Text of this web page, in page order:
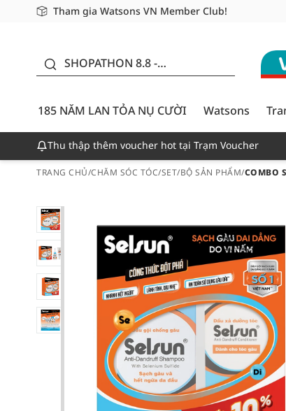
Tham gia Watsons VN Member Club!
Miễn phí giao hàng cho đơn hàng từ 249,000Đ
Giao hàng nhanh 24h - Áp dụng khu vực TP. Hồ
SHOPATHON 8.8 -
CƯỜI - GIẢM ĐẾN
50%
185 NĂM LAN TỎA NỤ CƯỜI
Watsons
Thu thập thêm voucher hot tại Trạm Voucher
TRANG CHỦ/CHĂM SÓC TÓC/SET/BỘ SẢN PHẨM/COMBO